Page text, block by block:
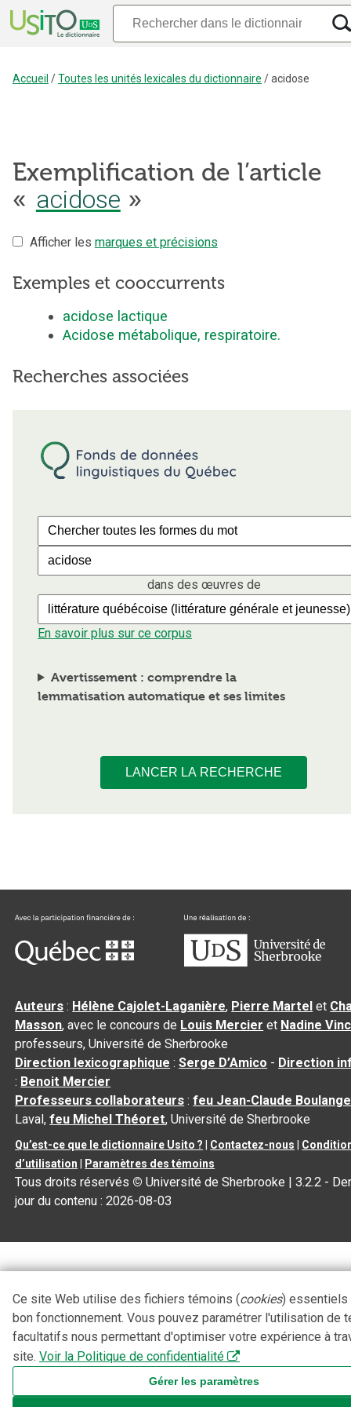
Accueil /Toutes les unités lexicales du dictionnaire /acidose
Exemplification de l’article
« acidose »
Afficher les marques et précisions
Exemples et cooccurrents
acidose lactique
Acidose métabolique, respiratoire.
Recherches associées
dans des œuvres de
En savoir plus sur ce corpus
Avertissement : comprendre la
lemmatisation automatique et ses limites
LANCER LA RECHERCHE
Auteurs : Hélène Cajolet-Laganière, Pierre Martel et
Masson, avec le concours de Louis Mercier et Nadine
professeurs, Université de Sherbrooke
Direction lexicographique :Serge D’Amico - Direction
: Benoit Mercier
Professeurs collaborateurs :feu Jean-Claude
Laval,feu Michel Théoret, Université de Sherbrooke
Qu’est-ce que le dictionnaire Usito ? Contactez-nous
d’utilisation
Paramètres des témoins
Tous droits réservés © Université de Sherbrooke |3.2.2 -
jour du contenu :2026-08-03
Ce site Web utilise des fichiers témoins (cookies) essentiels
bon fonctionnement. Vous pouvez paramétrer l'utilisation de
facultatifs nous permettant d'optimiser votre expérience à
site. Voir la Politique de confidentialité
Gérer les paramètres